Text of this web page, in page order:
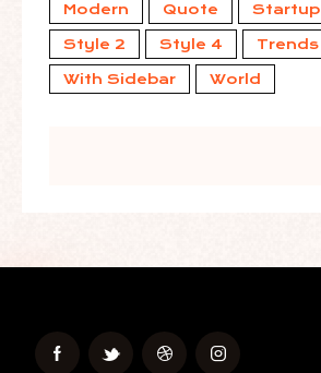
Modern Quote Startup
Style 2 Style 4 Trends
With Sidebar World